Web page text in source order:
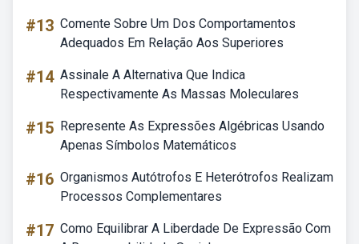
#13 Comente Sobre Um Dos Comportamentos
Adequados Em Relação Aos Superiores
#14 Assinale A Alternativa Que Indica
Respectivamente As Massas Moleculares
#15 Represente As Expressões Algébricas Usando
Apenas Símbolos Matemáticos
#16 Organismos Autótrofos E Heterótrofos Realizam
Processos Complementares
#17 Como Equilibrar A Liberdade De Expressão Com